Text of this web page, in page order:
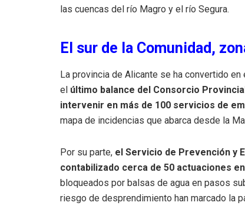
las cuencas del río Magro y el río Segura.
El sur de la Comunidad,
La provincia de Alicante se ha convertido
el último balance del Consorcio
intervenir en más de 100 servicios de
mapa de incidencias que abarca desde la
Por su parte, el Servicio de Prevención y
contabilizado cerca de 50 actuaciones
bloqueados por balsas de agua en pasos
riesgo de desprendimiento han marcado la